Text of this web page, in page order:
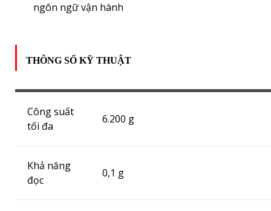
ngôn ngữ vận hành
THÔNG SỐ KỸ THUẬT
Công suất
tối đa
6.200 g
Khả năng
đọc
0,1 g